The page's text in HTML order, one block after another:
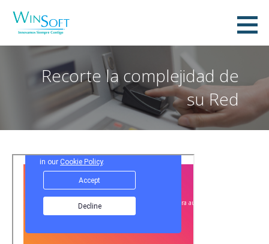
WinSoft IT, C.A.
Recorte la complejidad de
su Red